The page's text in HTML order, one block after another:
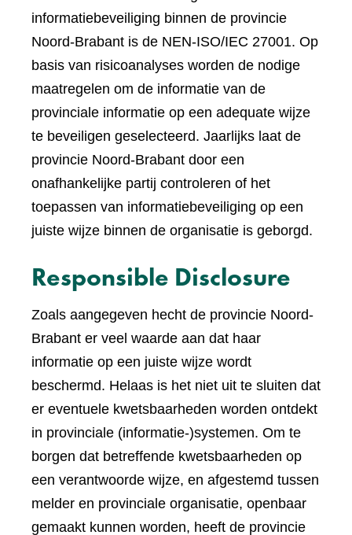
informatiebeveiliging binnen de provincie
Noord-Brabant is de NEN-ISO/IEC 27001. Op
basis van risicoanalyses worden de nodige
maatregelen om de informatie van de
provinciale informatie op een adequate wijze
te beveiligen geselecteerd. Jaarlijks laat de
provincie Noord-Brabant door een
onafhankelijke partij controleren of het
toepassen van informatiebeveiliging op een
juiste wijze binnen de organisatie is geborgd.
Responsible Disclosure
Zoals aangegeven hecht de provincie Noord-
Brabant er veel waarde aan dat haar
informatie op een juiste wijze wordt
beschermd. Helaas is het niet uit te sluiten dat
er eventuele kwetsbaarheden worden ontdekt
in provinciale (informatie-)systemen. Om te
borgen dat betreffende kwetsbaarheden op
een verantwoorde wijze, en afgestemd tussen
melder en provinciale organisatie, openbaar
gemaakt kunnen worden, heeft de provincie